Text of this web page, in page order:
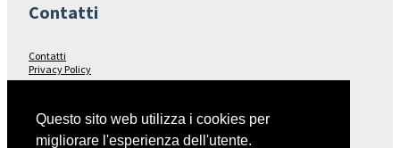
Contatti
Contatti
Privacy Policy
Seguici su…
Questo sito web utilizza i cookies per
migliorare l'esperienza dell'utente.